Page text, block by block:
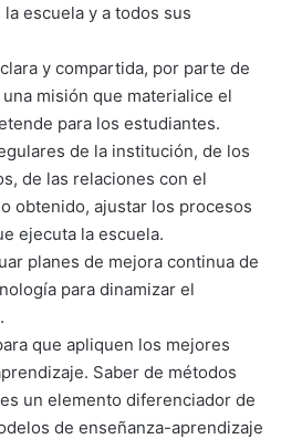
escuela y a todos sus
y compartida, por parte de
misión que materialice el
para los estudiantes.
de la institución, de los
de las relaciones con el
obtenido, ajustar los procesos
ejecuta la escuela.
planes de mejora continua de
para dinamizar el
que apliquen los mejores
Saber de métodos
un elemento diferenciador de
de enseñanza-aprendizaje